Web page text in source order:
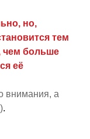
но,
тем
чем больше
её
внимания, а
.